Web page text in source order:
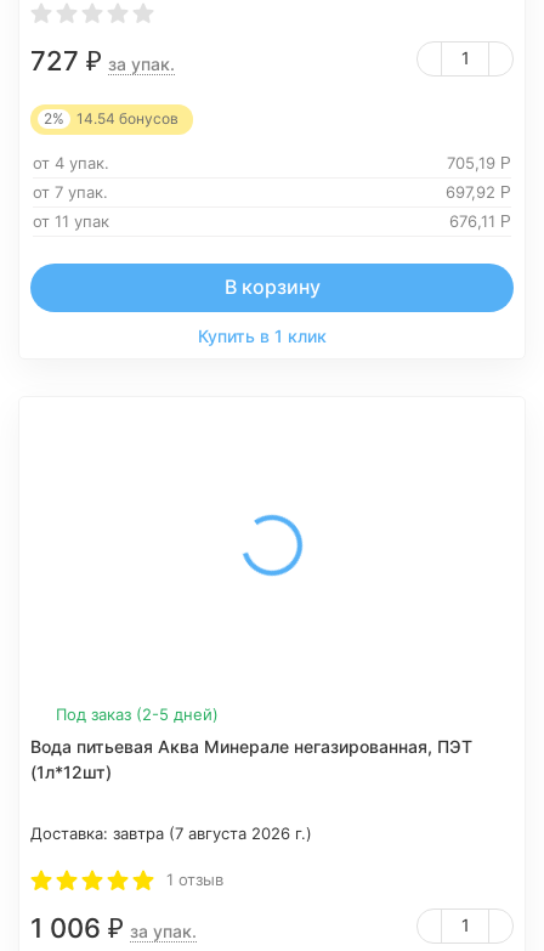
727 ₽ за упак.
2% 14.54 бонусов
от 4 упак. 705,19 Р
от 7 упак. 697,92 Р
от 11 упак 676,11 Р
В корзину
Купить в 1 клик
Под заказ (2-5 дней)
Вода питьевая Аква Минерале негазированная, ПЭТ
(1л*12шт)
Доставка: завтра (7 августа 2026 г.)
1 отзыв
1 006 ₽ за упак.